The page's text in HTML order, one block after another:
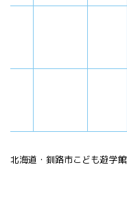
北海道・釧路市こども遊学館